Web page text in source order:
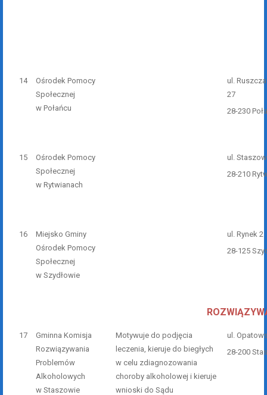
14
Ośrodek Pomocy
Społecznej
w Połańcu
ul.
27
28-230
15
Ośrodek Pomocy
Społecznej
w Rytwianach
ul.
28-210
16
Miejsko Gminy
Ośrodek Pomocy
Społecznej
w Szydłowie
ul. Rynek 2
28-125
17
Gminna Komisja
Rozwiązywania
Problemów
Alkoholowych
w Staszowie
Motywuje do podjęcia
leczenia, kieruje do biegłych
w celu zdiagnozowania
choroby alkoholowej i kieruje
wnioski do Sądu
ul.
28-200